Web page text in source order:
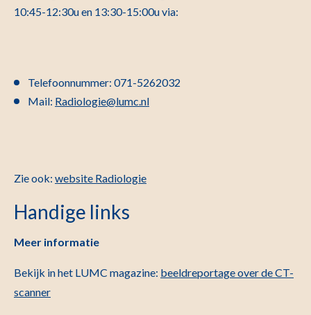
10:45-12:30u en 13:30-15:00u via:
Telefoonnummer: 071-5262032
Mail: Radiologie@lumc.nl
Zie ook: website Radiologie
Handige links
Meer informatie
Bekijk in het LUMC magazine: beeldreportage over de CT-
scanner